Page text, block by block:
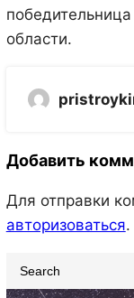
области.
Добавить
Для отправки
авторизоваться.
e